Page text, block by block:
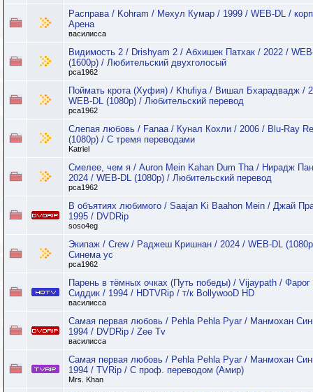
Расправа / Kohram / Мехул Кумар / 1999 / WEB-DL /
Арена
василисса
Видимость 2 / Drishyam 2 / Абхишек Патхак / 2022 /
(1600p) / Любительский двухголосый
pca1962
Поймать крота (Хуфия) / Khufiya / Вишал Бхарадвадж /
WEB-DL (1080p) / Любительский перевод
pca1962
Слепая любовь / Fanaa / Кунал Кохли / 2006 / Blu-Ray
(1080p) / С тремя переводами
Katriel
Смелее, чем я / Auron Mein Kahan Dum Tha / Нирадж
2024 / WEB-DL (1080p) / Любительский перевод
pca1962
В объятиях любимого / Saajan Ki Baahon Mein / Джай
1995 / DVDRip
soso4eg
Экипаж / Crew / Раджеш Кришнан / 2024 / WEB-DL
Синема ус
pca1962
Парень в тёмных очках (Путь победы) / Vijaypath / Фарог
Сиддик / 1994 / HDTVRip / т/к BollywooD HD
василисса
Самая первая любовь / Pehla Pehla Pyar / Манмохан
1994 / DVDRip / Zee Tv
василисса
Самая первая любовь / Pehla Pehla Pyar / Манмохан
1994 / TVRip / С проф. переводом (Амир)
Mrs. Khan